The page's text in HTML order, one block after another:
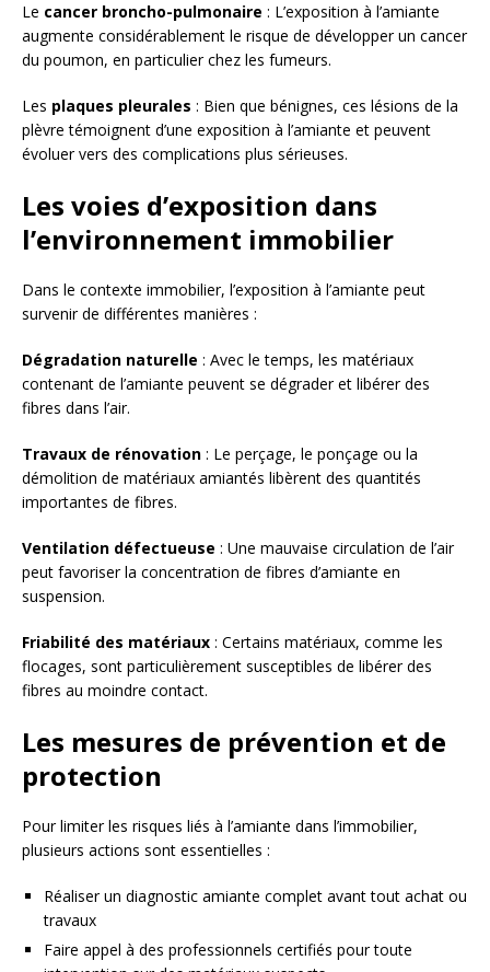
Le cancer broncho-pulmonaire : L’exposition à l’amiante
augmente considérablement le risque de développer un cancer
du poumon, en particulier chez les fumeurs.
Les plaques pleurales : Bien que bénignes, ces lésions de la
plèvre témoignent d’une exposition à l’amiante et peuvent
évoluer vers des complications plus sérieuses.
Les voies d’exposition dans
l’environnement immobilier
Dans le contexte immobilier, l’exposition à l’amiante peut
survenir de différentes manières :
Dégradation naturelle : Avec le temps, les matériaux
contenant de l’amiante peuvent se dégrader et libérer des
fibres dans l’air.
Travaux de rénovation : Le perçage, le ponçage ou la
démolition de matériaux amiantés libèrent des quantités
importantes de fibres.
Ventilation défectueuse : Une mauvaise circulation de l’air
peut favoriser la concentration de fibres d’amiante en
suspension.
Friabilité des matériaux : Certains matériaux, comme les
flocages, sont particulièrement susceptibles de libérer des
fibres au moindre contact.
Les mesures de prévention et de
protection
Pour limiter les risques liés à l’amiante dans l’immobilier,
plusieurs actions sont essentielles :
Réaliser un diagnostic amiante complet avant tout achat ou
travaux
Faire appel à des professionnels certifiés pour toute